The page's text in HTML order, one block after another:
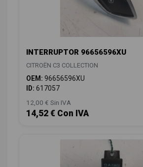
INTERRUPTOR 96656596XU
CITROËN C3 COLLECTION
OEM: 96656596XU
ID: 617057
12,00 € Sin IVA
14,52 € Con IVA